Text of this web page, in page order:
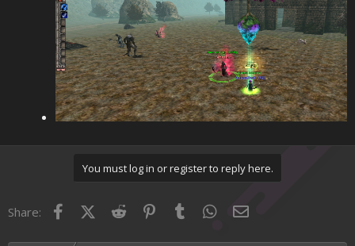
You must log in or register to reply here.
Share: FacebookX (Twitter)
Reddit Pinterest
Tumblr WhatsApp